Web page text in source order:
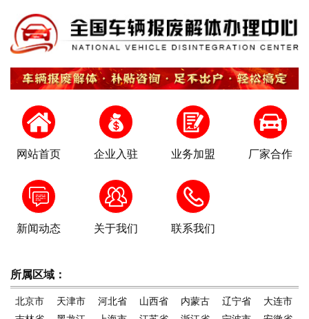
网站首页 企业入驻 业务加盟 厂家合作
新闻动态 关于我们 联系我们
所属区域：
北京市 天津市 河北省 山西省 内蒙古 辽宁省
大连市